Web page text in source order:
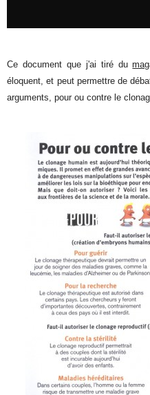
Ce document que j'ai tiré du
éloquent, et peut permettre de
arguments, pour ou contre le